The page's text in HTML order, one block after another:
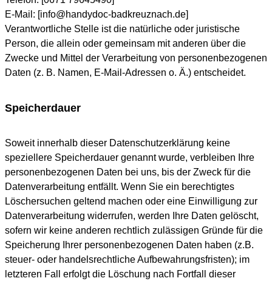
E-Mail: [info@handydoc-badkreuznach.de]
Verantwortliche Stelle ist die natürliche oder juristische
Person, die allein oder gemeinsam mit anderen über die
Zwecke und Mittel der Verarbeitung von personenbezogenen
Daten (z. B. Namen, E-Mail-Adressen o. Ä.) entscheidet.
Speicherdauer
Soweit innerhalb dieser Datenschutzerklärung keine
speziellere Speicherdauer genannt wurde, verbleiben Ihre
personenbezogenen Daten bei uns, bis der Zweck für die
Datenverarbeitung entfällt. Wenn Sie ein berechtigtes
Löschersuchen geltend machen oder eine Einwilligung zur
Datenverarbeitung widerrufen, werden Ihre Daten gelöscht,
sofern wir keine anderen rechtlich zulässigen Gründe für die
Speicherung Ihrer personenbezogenen Daten haben (z.B.
steuer- oder handelsrechtliche Aufbewahrungsfristen); im
letzteren Fall erfolgt die Löschung nach Fortfall dieser